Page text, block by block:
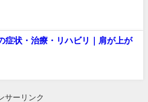
症状・治療・リハビリ｜肩が上が
サーリンク